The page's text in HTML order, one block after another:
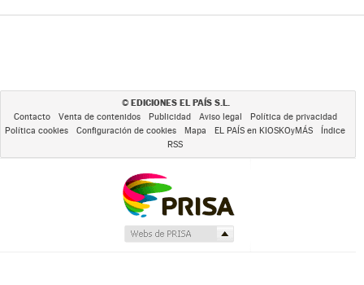
© EDICIONES EL PAÍS S.L.
Contacto Venta de contenidos Publicidad Aviso legal
Política de privacidad
Política cookies
Configuración de cookies Mapa EL PAÍS en KIOSKOyMÁS
Índice
RSS